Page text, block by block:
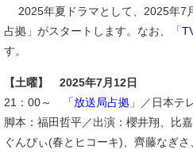
2025年夏ドラマとして、2025年7
占拠」がスタートします。なお、「
す。
【土曜】 2025年7月12日
21：00～ 「放送局占拠 」／日本テ
脚本：福田哲平／出演：櫻井翔、比
ぐんぴぃ(春とヒコーキ)、齊藤なぎ